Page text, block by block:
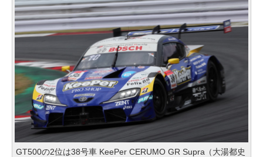
GT500の2位は38号車 KeePer CERUMO GR Supra（大湯都史